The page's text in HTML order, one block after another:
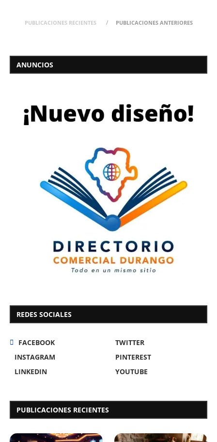
PUBLICACIONES RECIENTES PUBLICACIONES ANTERIORES
ANUNCIOS
REDES SOCIALES
FACEBOOK
TWITTER
INSTAGRAM
PINTEREST
LINKEDIN
YOUTUBE
PUBLICACIONES RECIENTES